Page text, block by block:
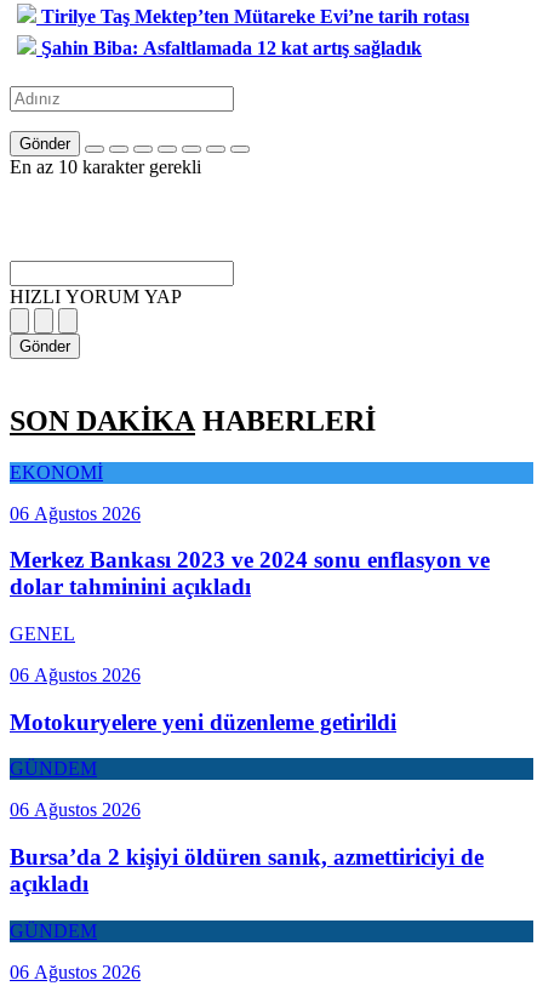
Tirilye Taş Mektep’ten Mütareke Evi’ne tarih rotası
Şahin Biba: Asfaltlamada 12 kat artış sağladık
Gönder
En az 10 karakter gerekli
HIZLI YORUM YAP
Gönder
SON DAKİKA HABERLERİ
EKONOMİ
06 Ağustos 2026
Merkez Bankası 2023 ve 2024 sonu enflasyon ve
dolar tahminini açıkladı
GENEL
06 Ağustos 2026
Motokuryelere yeni düzenleme getirildi
GÜNDEM
06 Ağustos 2026
Bursa’da 2 kişiyi öldüren sanık, azmettiriciyi de
açıkladı
GÜNDEM
06 Ağustos 2026